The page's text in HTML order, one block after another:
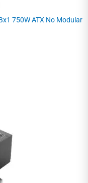
750W ATX No Modular